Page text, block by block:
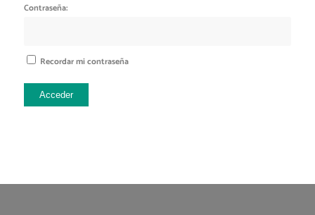
Contraseña:
Recordar mi contraseña
Acceder